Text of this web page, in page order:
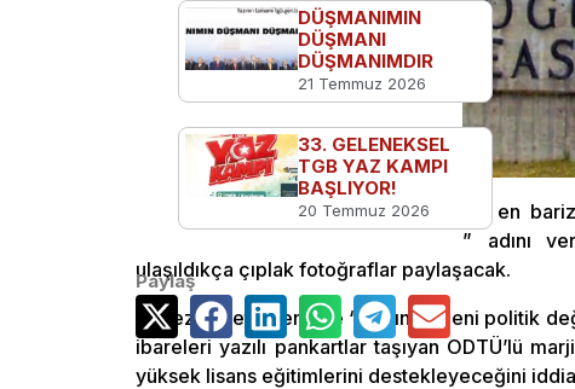
ABD’nin çürümüş toplum modelinin en
kuran bazı öğrenciler, “Odtufans” adını
ulaşıldıkça çıplak fotoğraflar paylaşacak.
Mezuniyet töreninde “Kadın bedeni politik
ibareleri yazılı pankartlar taşıyan ODTÜ’lü
yüksek lisans eğitimlerini destekleyeceğini
DÜŞMANIMIN
DÜŞMANI
DÜŞMANIMDIR
21 Temmuz 2026
33. GELENEKSEL
TGB YAZ KAMPI
BAŞLIYOR!
20 Temmuz 2026
Paylaş